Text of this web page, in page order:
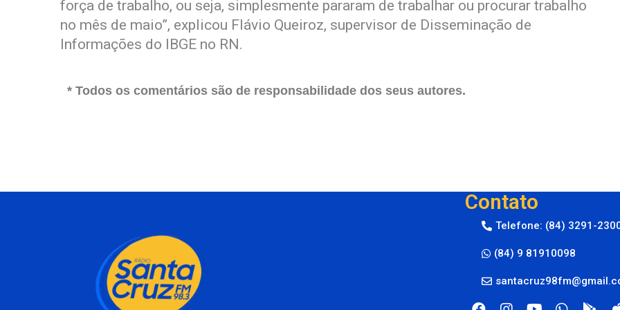
força de trabalho, ou seja, simplesmente pararam de trabalhar ou procurar trabalho
no mês de maio”, explicou Flávio Queiroz, supervisor de Disseminação de
Informações do IBGE no RN.
* Todos os comentários são de responsabilidade dos seus autores.
Contato
Telefone: (84) 3291-
(84) 9 81910098